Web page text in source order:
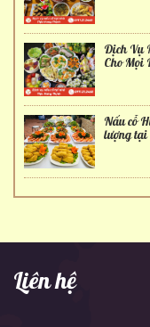
Dịch Vụ
Cho Mọi
Nấu cỗ
lượng
Liên hệ